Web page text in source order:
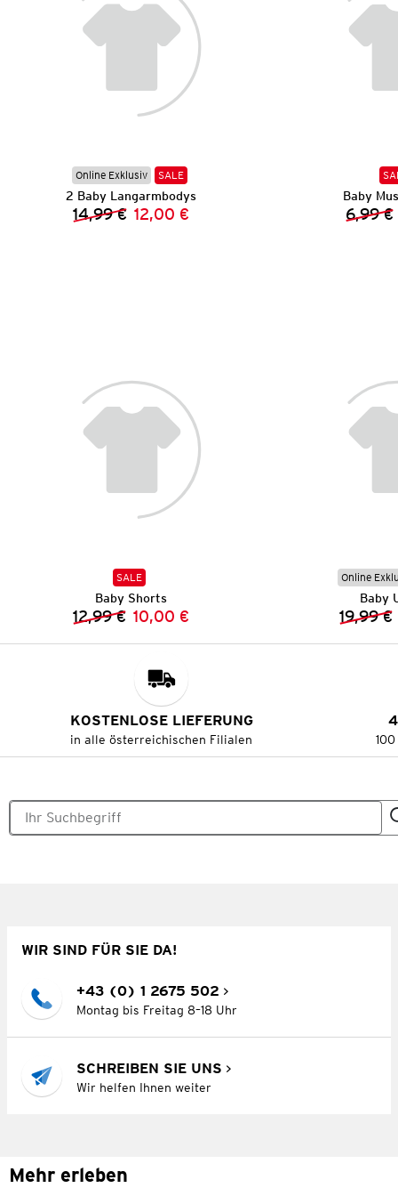
Online Exklusiv SALE
2 Baby Langarmbodys
Vorheriger Preis:
14,99 € Neuer Preis:
12,00 €
Baby
6,99 €
SALE
Baby Shorts
Vorheriger Preis:
12,99 € Neuer Preis:
10,00 €
Online
Baby
19,99 €
KOSTENLOSE LIEFERUNG
in alle österreichischen Filialen
WIR SIND FÜR SIE DA!
+43 (0) 1 2675 502
Montag bis Freitag 8–18 Uhr
SCHREIBEN SIE UNS
Wir helfen Ihnen weiter
Mehr erleben